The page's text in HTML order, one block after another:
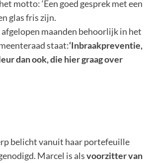
motto: ‘Een goed gesprek met een
glas fris zijn.
maanden behoorlijk in het
staat:‘Inbraakpreventie,
dan ook, die hier graag over
belicht vanuit haar portefeuille
Marcel is alsvoorzitter van